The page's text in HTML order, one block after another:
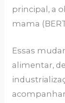
principal, a
mama
Essas
alimentar,